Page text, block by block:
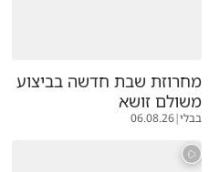
מחרוזת שבת חדשה בביצוע
משולם זושא
בבלי|
06.08.26